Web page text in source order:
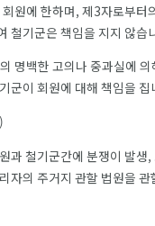
원에 한하며, 제3자로부터
철기군은 책임을 지지 않습
명백한 고의나 중과실에
군이 회원에 대해 책임을 집
과 철기군간에 분쟁이 발생,
자의 주거지 관할 법원을 관